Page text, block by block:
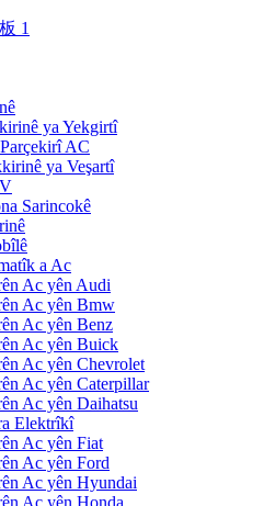
ya Yekgirtî
AC
ya Veşartî
Sarincokê
a Ac
Ac yên Audi
Ac yên Bmw
Ac yên Benz
Ac yên Buick
Ac yên Chevrolet
Ac yên Caterpillar
Ac yên Daihatsu
Elektrîkî
Ac yên Fiat
Ac yên Ford
Ac yên Hyundai
Ac yên Honda